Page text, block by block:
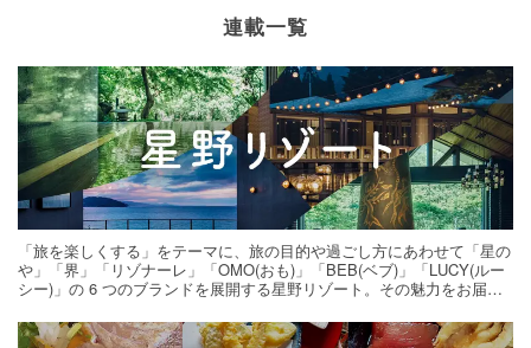
連載一覧
「旅を楽しくする」をテーマに、旅の目的や過ごし方にあわせて「星の
や」「界」「リゾナーレ」「OMO(おも)」「BEB(ベブ)」「LUCY(ルー
シー)」の 6 つのブランドを展開する星野リゾート。その魅力をお届け